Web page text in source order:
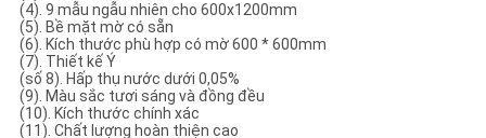
(4). 9 mẫu ngẫu nhiên cho 600x1200mm
(5). Bề mặt mờ có sẵn
(6). Kích thước phù hợp có mờ 600 * 600mm
(7). Thiết kế Ý
(số 8). Hấp thụ nước dưới 0,05%
(9). Màu sắc tươi sáng và đồng đều
(10). Kích thước chính xác
(11). Chất lượng hoàn thiện cao